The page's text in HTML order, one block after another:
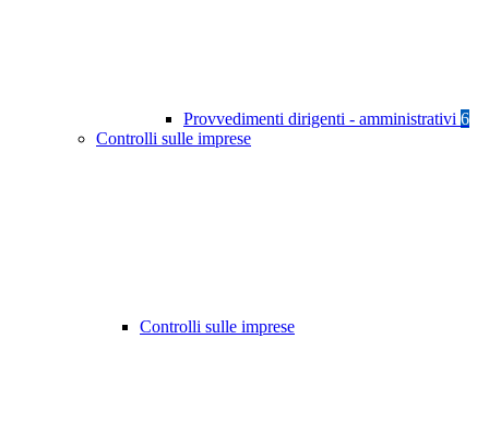
Provvedimenti dirigenti - amministrativi 6
Controlli sulle imprese
Controlli sulle imprese